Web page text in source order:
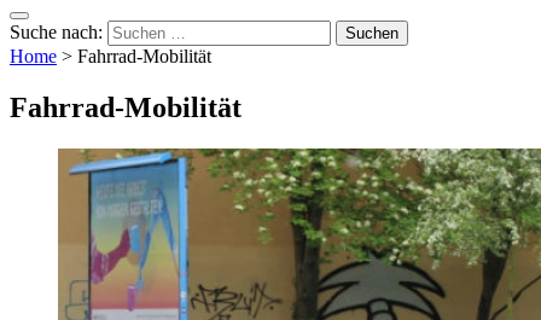
Suche nach:
Home > Fahrrad-Mobilität
Fahrrad-Mobilität